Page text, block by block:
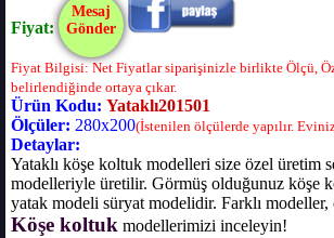
Fiyat:
Mesaj
Gönder
Fiyat Bilgisi: Net Fiyatlar siparişinizle birlikte Ölçü,
belirlendiğinde ortaya çıkar.
Ürün Kodu: Yataklı201501
Ölçüler: 280x200(İstenilen ölçülerde yapılır.
Detaylar:
Yataklı köşe koltuk modelleri size özel üretim
modelleriyle üretilir. Görmüş olduğunuz köşe
yatak modeli süryat modelidir. Farklı
Köşe koltuk modellerimizi inceleyin!